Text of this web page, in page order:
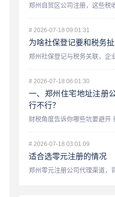
# 2026-07-18 09:01:31
为啥社保登记要和税务扯
# 2026-07-18 06:01:30
一、郑州住宅地址注册
行不行？
# 2026-07-18 03:01:09
适合选零元注册的情况